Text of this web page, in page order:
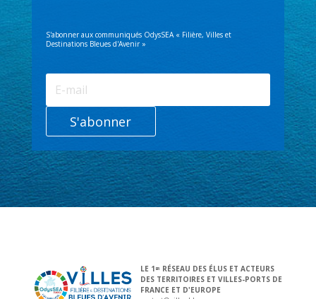
S'abonner aux communiqués OdysSEA « Filière, Villes et
Destinations Bleues d'Avenir »
S'abonner
LE 1 ER
RÉSEAU DES ÉLUS ET ACTEURS
DES TERRITOIRES ET VILLES-PORTS DE
FRANCE ET D'EUROPE